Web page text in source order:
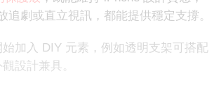
追劇或直立視訊，都能提供穩定支撐。
加入 DIY 元素，例如透明支架可搭配
設計兼具。